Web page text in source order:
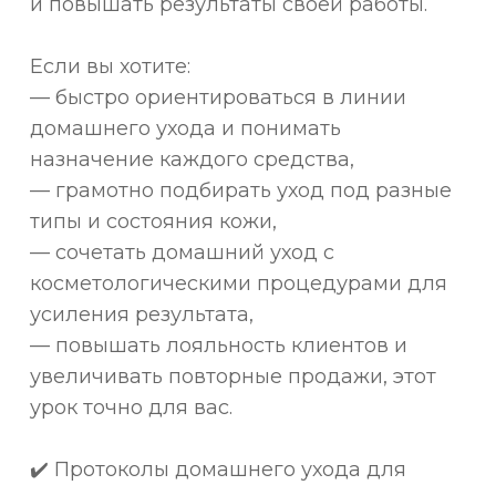
Если вы хотите:
— быстро ориентироваться в линии
домашнего ухода и понимать
назначение каждого средства,
— грамотно подбирать уход под разные
типы и состояния кожи,
— сочетать домашний уход с
косметологическими процедурами для
усиления результата,
— повышать лояльность клиентов и
увеличивать повторные продажи, этот
урок точно для вас.
✔️ Протоколы домашнего ухода для